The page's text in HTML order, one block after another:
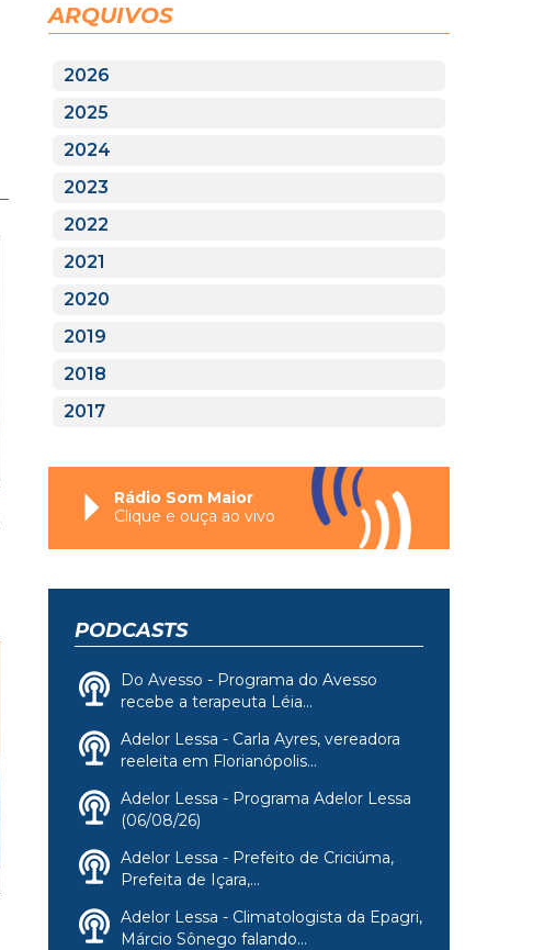
ARQUIVOS
2026
2025
2024
2023
2022
2021
2020
2019
2018
2017
Rádio Som Maior
Clique e ouça ao vivo
PODCASTS
Do Avesso - Programa do Avesso
recebe a terapeuta Léia...
Adelor Lessa - Carla Ayres, vereadora
reeleita em Florianópolis...
Adelor Lessa - Programa Adelor Lessa
(06/08/26)
Adelor Lessa - Prefeito de Criciúma,
Prefeita de Içara,...
Adelor Lessa - Climatologista da Epagri,
Márcio Sônego falando...